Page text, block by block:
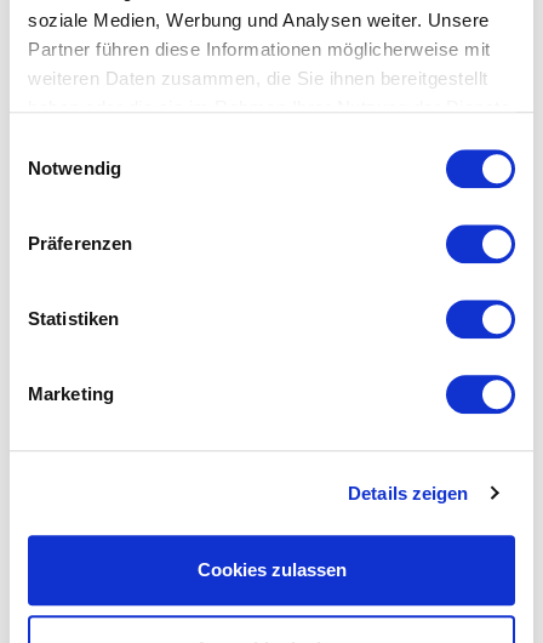
soziale Medien, Werbung und Analysen weiter. Unsere
Partner führen diese Informationen möglicherweise mit
weiteren Daten zusammen, die Sie ihnen bereitgestellt
Notwendig
Präferenzen
Statistiken
Marketing
Details zeigen
Cookies zulassen
Colours: Spannbettlaken